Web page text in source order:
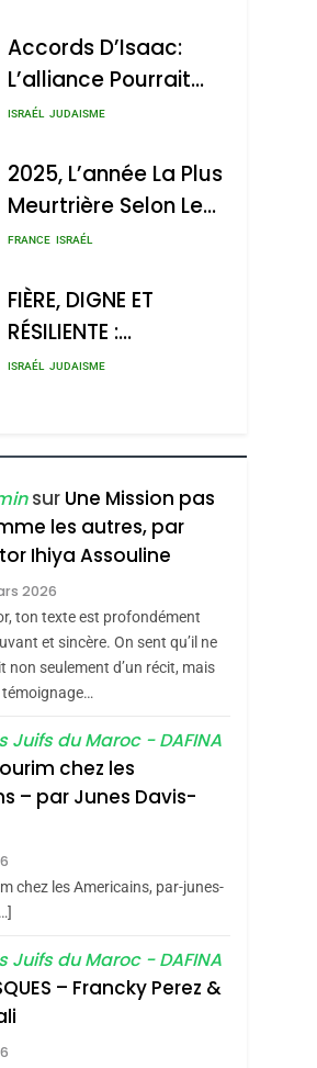
Accords D’Isaac:
L’alliance Pourrait
S’étendre À 13 Pays
ISRAÉL JUDAISME
2025, L’année La Plus
Meurtrière Selon Le
Rapport D’ADL
L’antisémitisme
FRANCE ISRAÉL
FIÈRE, DIGNE ET
RÉSILIENTE :
POURQUOI JE
Zrihen-Dvir
ISRAÉL JUDAISME
MANQUE – Jacques
Hadida
JUDAISME
Maroc : Les Amandes
De Tafraout, Le Miel
De Tadla Azilal
Consacrés Produits
Du Terroir
DAFINA MAROC
Oeil Ravageur –
Vanessa De Loya
Stauber
CINEMA ISRAÉL
«Tu Dis Génocide, Je
Boy George
SOUVENIRS
Accords D’Isaac:
sur Une Mission pas
les autres, par
Ihiya Assouline
2026
ton texte est profondément
et sincère. On sent qu’il ne
non seulement d’un récit, mais
témoignage…
Juifs du Maroc - DAFINA
chez les
– par Junes Davis-
chez les Americains, par-junes-
Juifs du Maroc - DAFINA
– Francky Perez &